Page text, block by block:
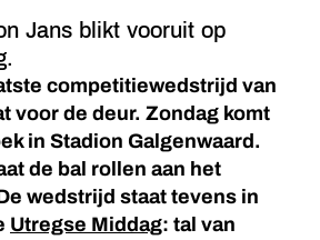
Jans blikt vooruit op
competitiewedstrijd van
voor de deur. Zondag komt
in Stadion Galgenwaard.
de bal rollen aan het
wedstrijd staat tevens in
Utregse Middag: tal van